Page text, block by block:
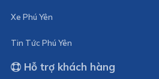
Xe Phú Yên
Tin Tức Phú Yên
Hỗ trợ khách hàng